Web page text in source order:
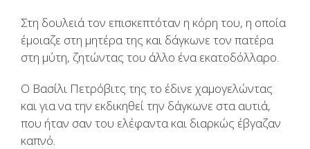
Στη δουλειά τον επισκεπτόταν η κόρη του, η οποία
έμοιαζε στη μητέρα της και δάγκωνε τον πατέρα
στη μύτη, ζητώντας του άλλο ένα εκατοδόλλαρο.
Ο Βασίλι Πετρόβιτς της το έδινε χαμογελώντας
και για να την εκδικηθεί την δάγκωνε στα αυτιά,
που ήταν σαν του ελέφαντα και διαρκώς έβγαζαν
καπνό.